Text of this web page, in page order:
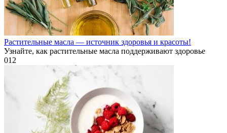
Растительные масла — источник здоровья и красоты!
Узнайте, как растительные масла поддерживают здоровье
012